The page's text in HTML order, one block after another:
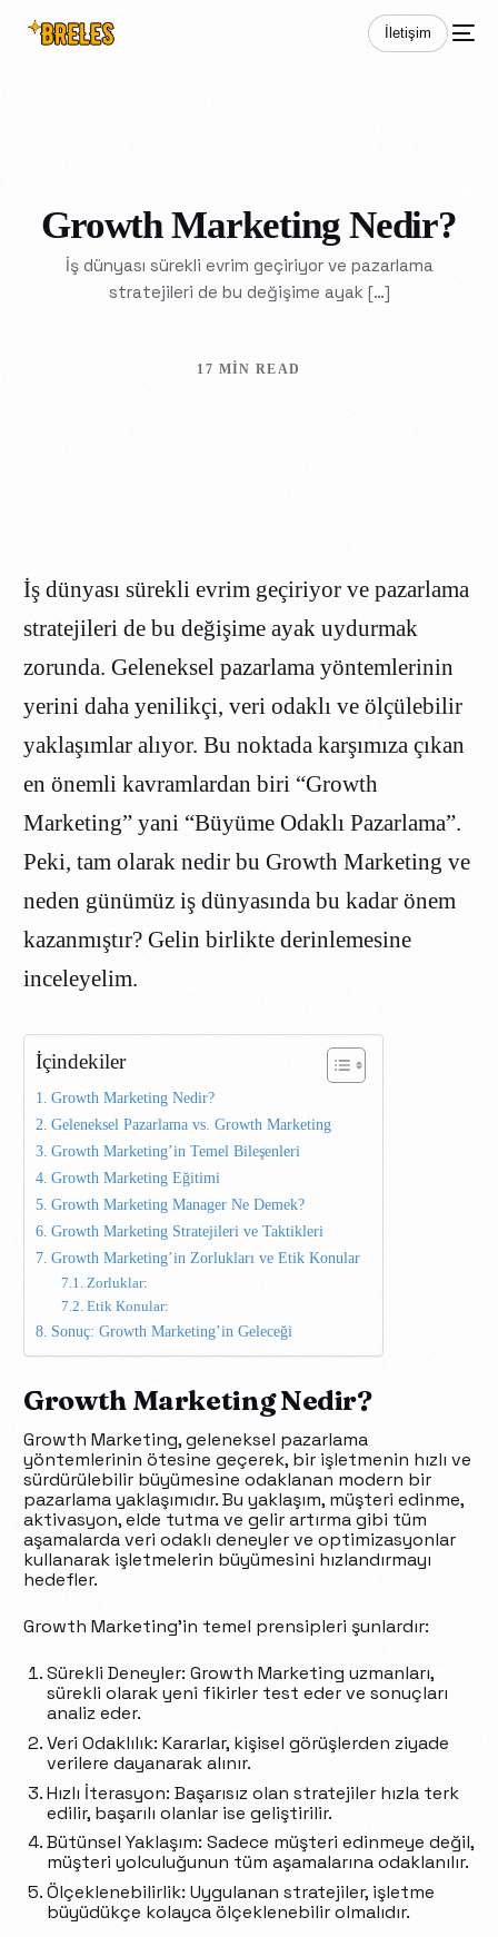
İletişim
Growth Marketing Nedir?
İş dünyası sürekli evrim geçiriyor ve pazarlama
stratejileri de bu değişime ayak […]
17 MIN READ
İş dünyası sürekli evrim geçiriyor ve pazarlama
stratejileri de bu değişime ayak uydurmak
zorunda. Geleneksel pazarlama yöntemlerinin
yerini daha yenilikçi, veri odaklı ve ölçülebilir
yaklaşımlar alıyor. Bu noktada karşımıza çıkan
en önemli kavramlardan biri “Growth
Marketing” yani “Büyüme Odaklı Pazarlama”.
Peki, tam olarak nedir bu Growth Marketing ve
neden günümüz iş dünyasında bu kadar önem
kazanmıştır? Gelin birlikte derinlemesine
inceleyelim.
İçindekiler
Growth Marketing Nedir?
Geleneksel Pazarlama vs. Growth Marketing
Growth Marketing’in Temel Bileşenleri
Growth Marketing Eğitimi
Growth Marketing Manager Ne Demek?
Growth Marketing Stratejileri ve Taktikleri
Growth Marketing’in Zorlukları ve Etik Konular
Zorluklar:
Etik Konular:
Sonuç: Growth Marketing’in Geleceği
Growth Marketing Nedir?
Growth Marketing, geleneksel pazarlama
yöntemlerinin ötesine geçerek, bir işletmenin hızlı ve
sürdürülebilir büyümesine odaklanan modern bir
pazarlama yaklaşımıdır. Bu yaklaşım, müşteri edinme,
aktivasyon, elde tutma ve gelir artırma gibi tüm
aşamalarda veri odaklı deneyler ve optimizasyonlar
kullanarak işletmelerin büyümesini hızlandırmayı
hedefler.
Growth Marketing’in temel prensipleri şunlardır:
Sürekli Deneyler: Growth Marketing uzmanları,
sürekli olarak yeni fikirler test eder ve sonuçları
analiz eder.
Veri Odaklılık: Kararlar, kişisel görüşlerden ziyade
verilere dayanarak alınır.
Hızlı İterasyon: Başarısız olan stratejiler hızla terk
edilir, başarılı olanlar ise geliştirilir.
Bütünsel Yaklaşım: Sadece müşteri edinmeye değil,
müşteri yolculuğunun tüm aşamalarına odaklanılır.
Ölçeklenebilirlik: Uygulanan stratejiler, işletme
büyüdükçe kolayca ölçeklenebilir olmalıdır.